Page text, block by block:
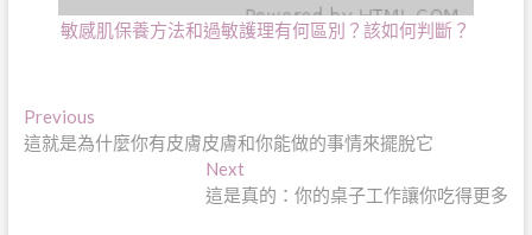
敏感肌保養方法和過敏護理有何區別？該如何判斷？
文
章
PreviousPrevious
post:
這就是為什麼你有皮膚皮膚和你能做的事情來擺脫它
NextNext
post:
這是真的：你的桌子工作讓你吃得更多